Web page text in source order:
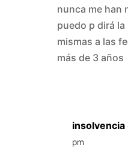
nunca me han
puedo p dirá
mismas a las
más de 3 años
insolvencia
pm